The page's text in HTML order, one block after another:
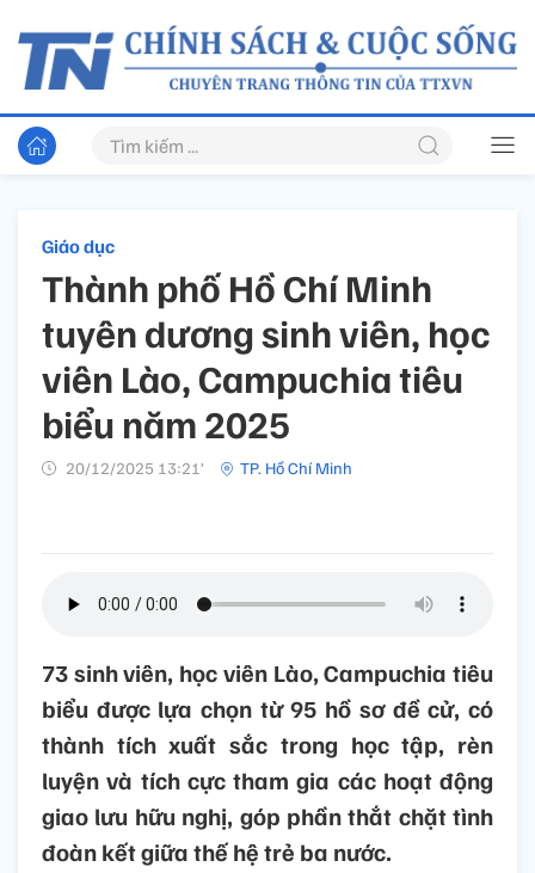
Giáo dục
Thành phố Hồ Chí Minh
tuyên dương sinh viên, học
viên Lào, Campuchia tiêu
biểu năm 2025
20/12/2025 13:21’ TP. Hồ Chí Minh
73 sinh viên, học viên Lào, Campuchia tiêu
biểu được lựa chọn từ 95 hồ sơ đề cử, có
thành tích xuất sắc trong học tập, rèn
luyện và tích cực tham gia các hoạt động
giao lưu hữu nghị, góp phần thắt chặt tình
đoàn kết giữa thế hệ trẻ ba nước.